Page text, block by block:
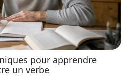
pour apprendre
un verbe